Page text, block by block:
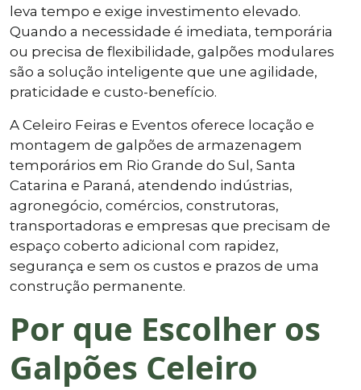
leva tempo e exige investimento elevado.
Quando a necessidade é imediata, temporária
ou precisa de flexibilidade, galpões modulares
são a solução inteligente que une agilidade,
praticidade e custo-benefício.
A Celeiro Feiras e Eventos oferece locação e
montagem de galpões de armazenagem
temporários em Rio Grande do Sul, Santa
Catarina e Paraná, atendendo indústrias,
agronegócio, comércios, construtoras,
transportadoras e empresas que precisam de
espaço coberto adicional com rapidez,
segurança e sem os custos e prazos de uma
construção permanente.
Por que Escolher os
Galpões Celeiro